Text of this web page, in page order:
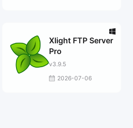
Xlight FTP Server
Pro
v3.9.5
2026-07-06